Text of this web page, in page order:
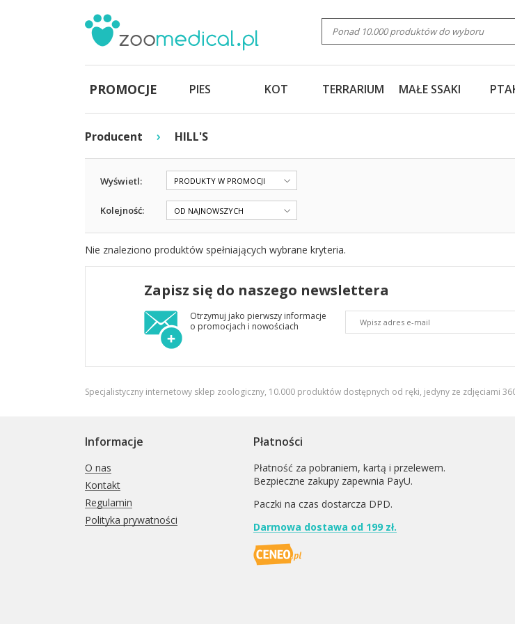
PROMOCJE PIES KOT TERRARIUM MAŁE SSAKI
Producent › HILL'S
Wyświetl: PRODUKTY W PROMOCJI
Kolejność: OD NAJNOWSZYCH
Nie znaleziono produktów spełniających wybrane kryteria.
Zapisz się do naszego newslettera
Otrzymuj jako pierwszy informacje
o promocjach i nowościach
Specjalistyczny internetowy sklep zoologiczny, 10.000 produktów dostępnych od ręki, jedyny ze zdjęciami
Informacje
O nas
Kontakt
Regulamin
Polityka prywatności
Płatności
Płatność za pobraniem, kartą i przelewem.
Bezpieczne zakupy zapewnia PayU.
Paczki na czas dostarcza DPD.
Darmowa dostawa od 199 zł.